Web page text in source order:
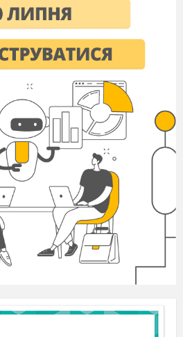
дорогі
гості!
сімейні» і її
називає
тільки відповідайте
знімає камера
бабусь
мамусі прибирати?
називаєте бабусю?
вам розповідають
Мотор, Камера, почали.